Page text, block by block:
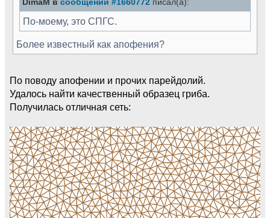
DimaM в сообщении #1660772 писал(а):
По-моему, это СПГС.
Более известный как апофения?
По поводу апофении и прочих парейдолий.
Удалось найти качественный образец гриба.
Получилась отличная сеть: